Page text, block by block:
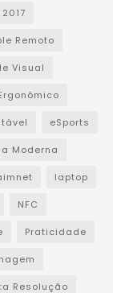
2017
Remoto
Visual
eSports
Moderna
laptop
NFC
Praticidade
Resolução